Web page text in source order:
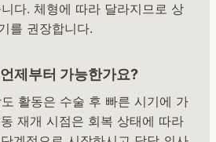
다. 체형에 따라 달라지므로 상
를 권장합니다.
제부터 가능한가요?
활동은 수술 후 빠른 시기에 가
재개 시점은 회복 상태에 따라